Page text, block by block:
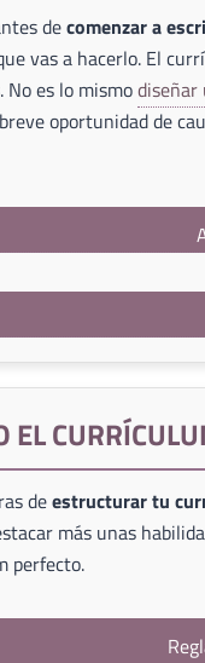
decomenzar a
vas a hacerlo. El
No es lo mismo
oportunidad de
EL
deestructurar tu
más unas
perfecto.